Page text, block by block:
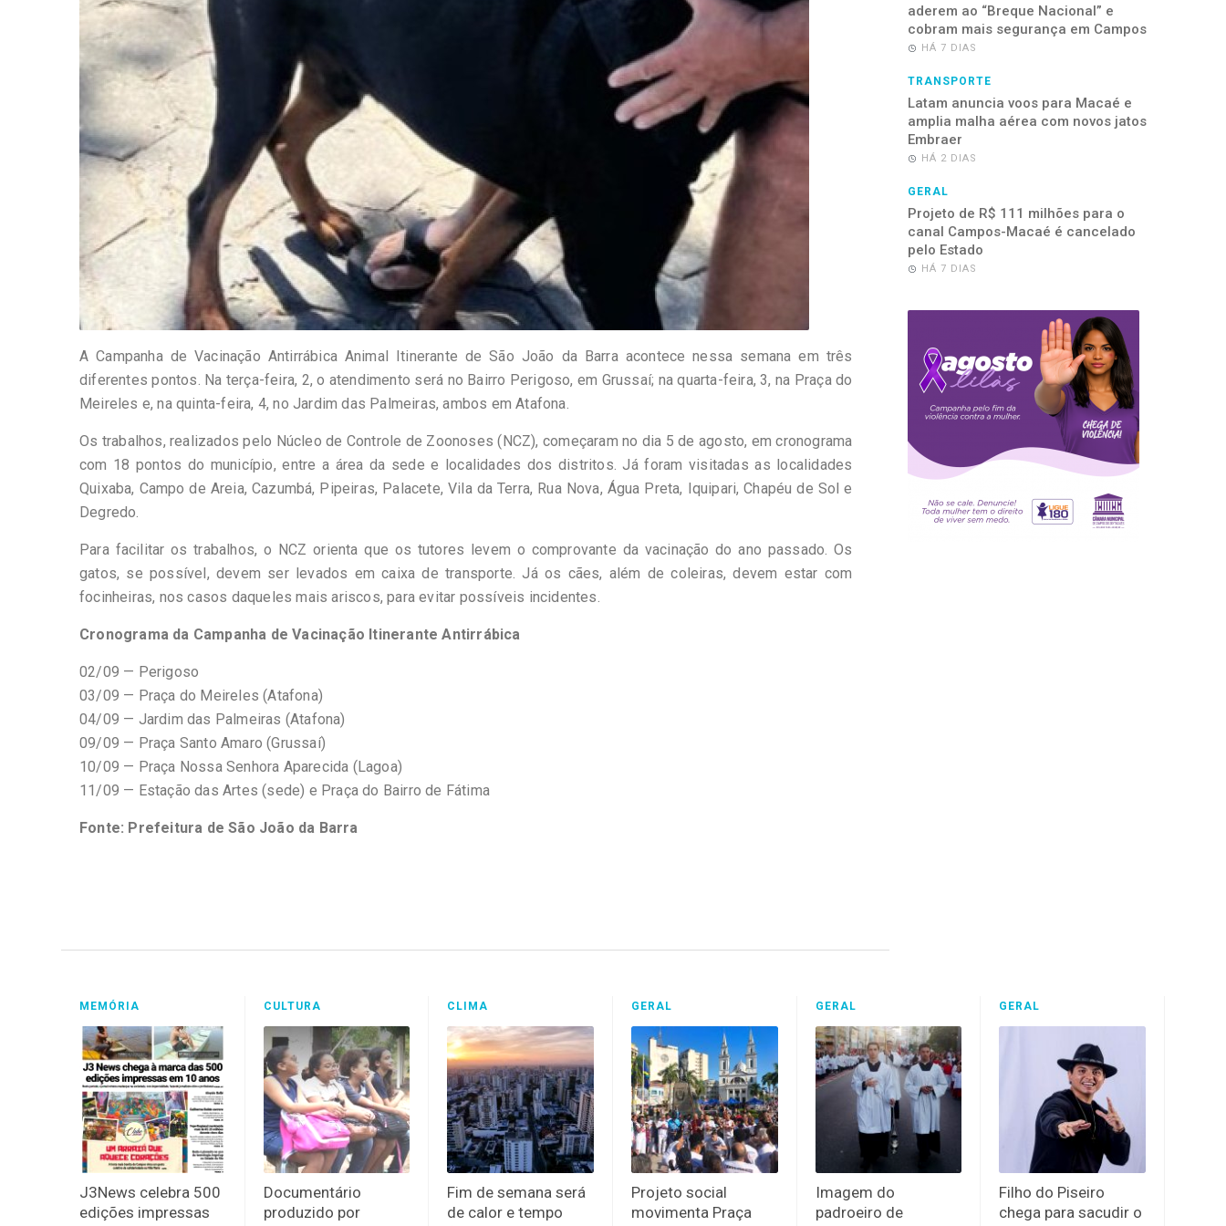
A Campanha de Vacinação Antirrábica Animal Itinerante de São João da Barra acontece nessa semana em três
diferentes pontos. Na terça-feira, 2, o atendimento será no Bairro Perigoso, em Grussaí; na quarta-feira, 3, na Praça do
Meireles e, na quinta-feira, 4, no Jardim das Palmeiras, ambos em Atafona.
Os trabalhos, realizados pelo Núcleo de Controle de Zoonoses (NCZ), começaram no dia 5 de agosto, em cronograma
com 18 pontos do município, entre a área da sede e localidades dos distritos. Já foram visitadas as localidades
Quixaba, Campo de Areia, Cazumbá, Pipeiras, Palacete, Vila da Terra, Rua Nova, Água Preta, Iquipari, Chapéu de Sol e
Degredo.
Para facilitar os trabalhos, o NCZ orienta que os tutores levem o comprovante da vacinação do ano passado. Os
gatos, se possível, devem ser levados em caixa de transporte. Já os cães, além de coleiras, devem estar com
focinheiras, nos casos daqueles mais ariscos, para evitar possíveis incidentes.
Cronograma da Campanha de Vacinação Itinerante Antirrábica
02/09 — Perigoso
03/09 — Praça do Meireles (Atafona)
04/09 — Jardim das Palmeiras (Atafona)
09/09 — Praça Santo Amaro (Grussaí)
10/09 — Praça Nossa Senhora Aparecida (Lagoa)
11/09 — Estação das Artes (sede) e Praça do Bairro de Fátima
Fonte: Prefeitura de São João da Barra
aderem ao “Breque Nacional” e
cobram mais segurança em Campos
HÁ 7 DIAS
TRANSPORTE
Latam anuncia voos para Macaé e
amplia malha aérea com novos jatos
Embraer
HÁ 2 DIAS
GERAL
Projeto de R$ 111 milhões para o
canal Campos-Macaé é cancelado
pelo Estado
HÁ 7 DIAS
MEMÓRIA
J3News celebra 500
edições impressas
CULTURA
Documentário
produzido por
CLIMA
Fim de semana será
de calor e tempo
GERAL
Projeto social
movimenta Praça
GERAL
Imagem do
padroeiro de
GERAL
Filho do Piseiro
chega para sacudir o